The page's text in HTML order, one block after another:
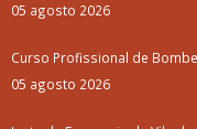
05 agosto 2026
Curso Profissional de
05 agosto 2026